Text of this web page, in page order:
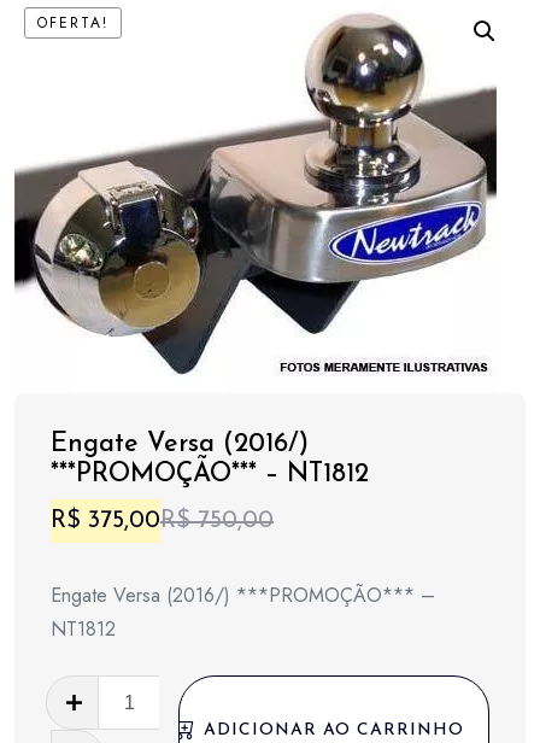
OFERTA!
Engate Versa (2016/)
***PROMOÇÃO*** – NT1812
R$750,00O
original
R$ 375,00
O
atual
Engate Versa (2016/) ***PROMOÇÃO*** –
NT1812
Engate
Versa
ADICIONAR AO CARRINHO